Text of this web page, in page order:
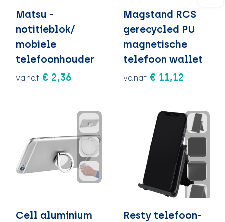
Matsu -
notitieblok/
mobiele
telefoonhouder
vanaf € 2,36
Magstand RCS
gerecycled PU
magnetische
telefoon wallet
vanaf € 11,12
Cell aluminium
Resty telefoon-